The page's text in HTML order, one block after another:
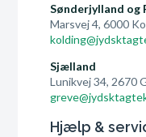
Sønderjylland og
Marsvej 4, 6000
Sjælland
Lunikvej 34, 2670
Hjælp &